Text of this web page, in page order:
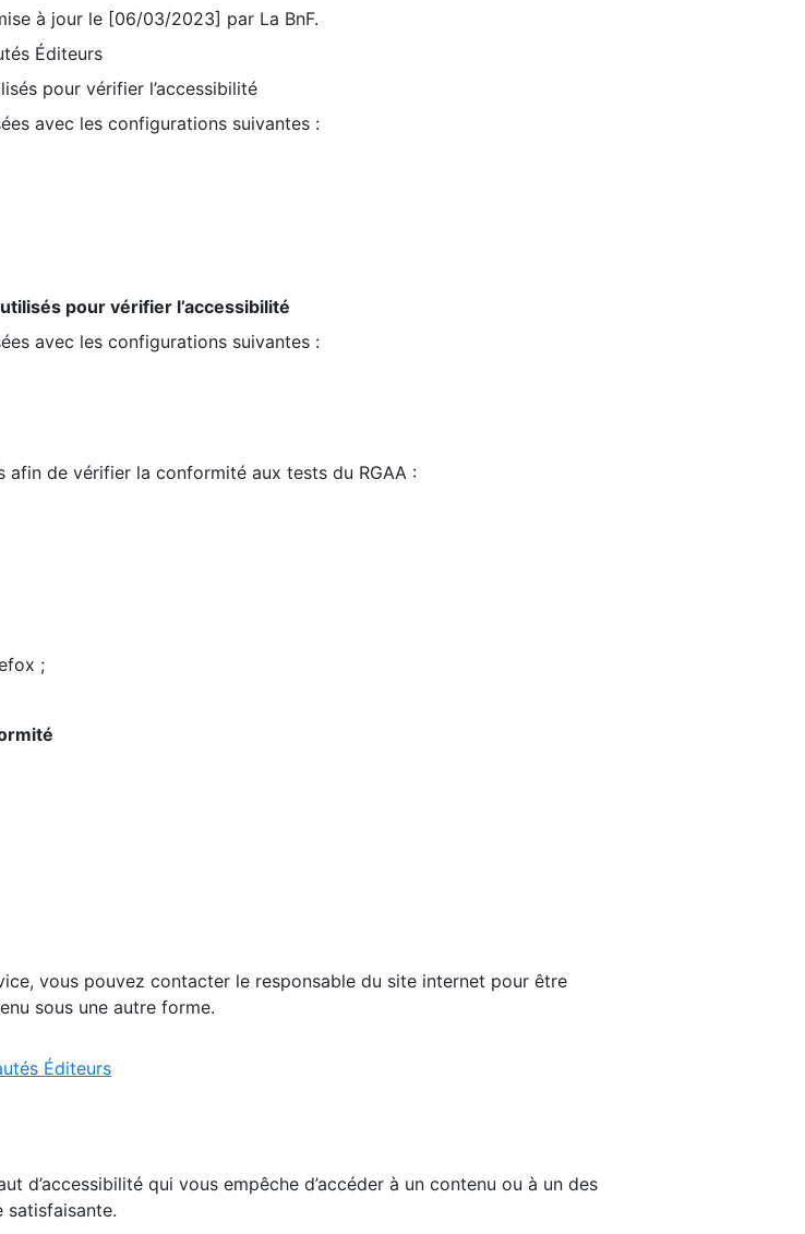
à jour le [06/03/2023] par La BnF.
Éditeurs
pour vérifier l’accessibilité
avec les configurations suivantes :
pour vérifier l’accessibilité
avec les configurations suivantes :
de vérifier la conformité aux tests du RGAA :
;
vous pouvez contacter le responsable du site internet pour être
sous une autre forme.
Éditeurs
d’accessibilité qui vous empêche d’accéder à un contenu ou à un des
satisfaisante.